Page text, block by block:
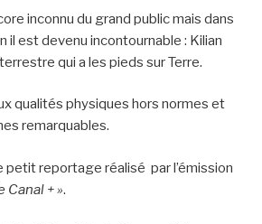
inconnu du grand public mais dans
il est devenu incontournable : Kilian
qui a les pieds sur Terre.
qualités physiques hors normes et
remarquables.
petit reportage réalisé par l’émission
+ ».